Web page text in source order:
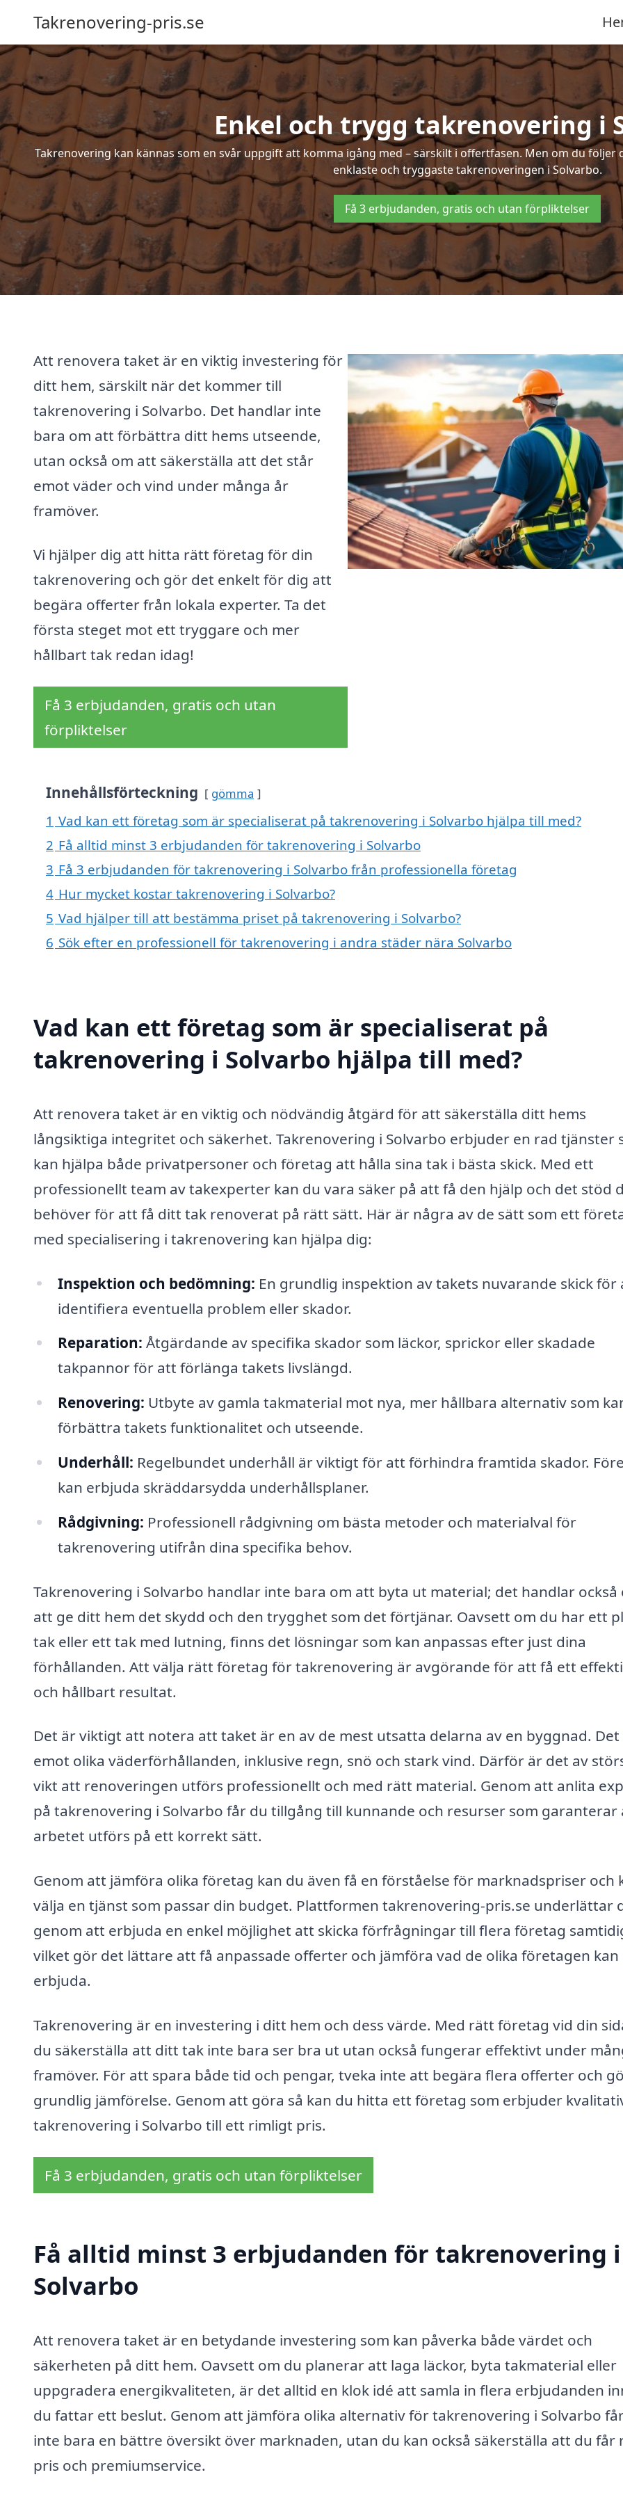
Takrenovering-pris.se
Enkel och trygg takrenovering i
Takrenovering kan kännas som en svår uppgift att komma igång med – särskilt i offertfasen. Men om du
enklaste och tryggaste takrenoveringen i Solvarbo.
Få 3 erbjudanden, gratis och utan förpliktelser
Att renovera taket är en viktig investering för
ditt hem, särskilt när det kommer till
takrenovering i Solvarbo. Det handlar inte
bara om att förbättra ditt hems utseende,
utan också om att säkerställa att det står
emot väder och vind under många år
framöver.
Vi hjälper dig att hitta rätt företag för din
takrenovering och gör det enkelt för dig att
begära offerter från lokala experter. Ta det
första steget mot ett tryggare och mer
hållbart tak redan idag!
Få 3 erbjudanden, gratis och utan
förpliktelser
Innehållsförteckning gömma
1 Vad kan ett företag som är specialiserat på takrenovering i Solvarbo hjälpa till med?
2 Få alltid minst 3 erbjudanden för takrenovering i Solvarbo
3 Få 3 erbjudanden för takrenovering i Solvarbo från professionella företag
4 Hur mycket kostar takrenovering i Solvarbo?
5 Vad hjälper till att bestämma priset på takrenovering i Solvarbo?
6 Sök efter en professionell för takrenovering i andra städer nära Solvarbo
Vad kan ett företag som är specialiserat på
takrenovering i Solvarbo hjälpa till med?
Att renovera taket är en viktig och nödvändig åtgärd för att säkerställa ditt hems
långsiktiga integritet och säkerhet. Takrenovering i Solvarbo erbjuder en rad tjänster
kan hjälpa både privatpersoner och företag att hålla sina tak i bästa skick. Med ett
professionellt team av takexperter kan du vara säker på att få den hjälp och det stöd
behöver för att få ditt tak renoverat på rätt sätt. Här är några av de sätt som ett
med specialisering i takrenovering kan hjälpa dig:
Inspektion och bedömning: En grundlig inspektion av takets nuvarande skick för
identifiera eventuella problem eller skador.
Reparation: Åtgärdande av specifika skador som läckor, sprickor eller skadade
takpannor för att förlänga takets livslängd.
Renovering: Utbyte av gamla takmaterial mot nya, mer hållbara alternativ som
förbättra takets funktionalitet och utseende.
Underhåll: Regelbundet underhåll är viktigt för att förhindra framtida skador.
kan erbjuda skräddarsydda underhållsplaner.
Rådgivning: Professionell rådgivning om bästa metoder och materialval för
takrenovering utifrån dina specifika behov.
Takrenovering i Solvarbo handlar inte bara om att byta ut material; det handlar också
att ge ditt hem det skydd och den trygghet som det förtjänar. Oavsett om du har ett
tak eller ett tak med lutning, finns det lösningar som kan anpassas efter just dina
förhållanden. Att välja rätt företag för takrenovering är avgörande för att få ett
och hållbart resultat.
Det är viktigt att notera att taket är en av de mest utsatta delarna av en byggnad.
emot olika väderförhållanden, inklusive regn, snö och stark vind. Därför är det av
vikt att renoveringen utförs professionellt och med rätt material. Genom att anlita
på takrenovering i Solvarbo får du tillgång till kunnande och resurser som garanterar
arbetet utförs på ett korrekt sätt.
Genom att jämföra olika företag kan du även få en förståelse för marknadspriser och
välja en tjänst som passar din budget. Plattformen takrenovering-pris.se underlättar
genom att erbjuda en enkel möjlighet att skicka förfrågningar till flera företag
vilket gör det lättare att få anpassade offerter och jämföra vad de olika företagen kan
erbjuda.
Takrenovering är en investering i ditt hem och dess värde. Med rätt företag vid din
du säkerställa att ditt tak inte bara ser bra ut utan också fungerar effektivt under
framöver. För att spara både tid och pengar, tveka inte att begära flera offerter och
grundlig jämförelse. Genom att göra så kan du hitta ett företag som erbjuder
takrenovering i Solvarbo till ett rimligt pris.
Få 3 erbjudanden, gratis och utan förpliktelser
Få alltid minst 3 erbjudanden för takrenovering i
Solvarbo
Att renovera taket är en betydande investering som kan påverka både värdet och
säkerheten på ditt hem. Oavsett om du planerar att laga läckor, byta takmaterial eller
uppgradera energikvaliteten, är det alltid en klok idé att samla in flera erbjudanden
du fattar ett beslut. Genom att jämföra olika alternativ för takrenovering i Solvarbo
inte bara en bättre översikt över marknaden, utan du kan också säkerställa att du får
pris och premiumservice.